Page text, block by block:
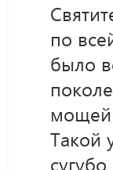
по
было
мощей
Такой